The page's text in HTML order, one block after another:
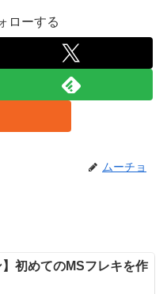
ローする
ムーチョ
】初めてのMSフレキを作